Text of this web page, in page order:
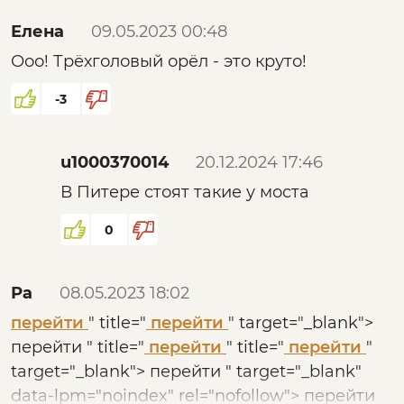
А. Лепехина).
Елена
09.05.2023 00:48
Ооо! Трёхголовый орёл - это круто!
-3
u1000370014
20.12.2024 17:46
В Питере стоят такие у моста
0
Ра
08.05.2023 18:02
перейти " title=" перейти " target="_blank">
перейти " title=" перейти " title=" перейти "
target="_blank"> перейти " target="_blank"
data-lpm="noindex" rel="nofollow"> перейти